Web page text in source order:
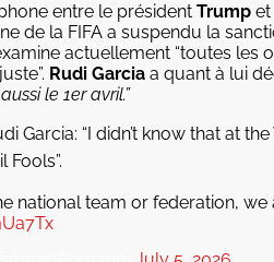
entre le président Trump et
de la FIFA a suspendu la
actuellement “toutes les
Rudi Garcia a quant à lui
le 1er avril.”
Garcia: “I didn’t know that at
Fools”.
national team or federation,